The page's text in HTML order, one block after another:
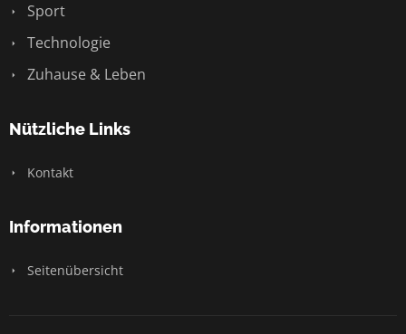
Sport
Technologie
Zuhause & Leben
Nützliche Links
Kontakt
Informationen
Seitenübersicht